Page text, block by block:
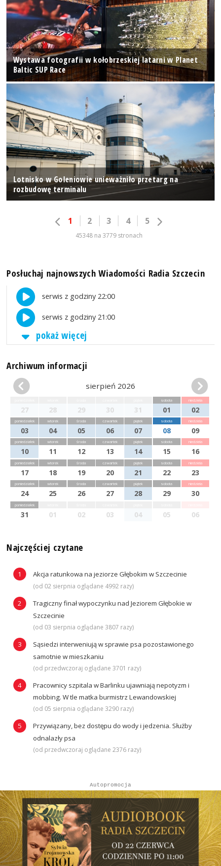
Wystawa fotografii w kołobrzeskiej latarni w Planet
Baltic SUP Race
Lotnisko w Goleniowie unieważniło przetarg na
rozbudowę terminalu
1 2 3 4 5
45348 na 3779 stronach
Posłuchaj najnowszych Wiadomości Radia Szczecin
serwis z godziny 22:00
serwis z godziny 21:00
pokaż więcej
Archiwum informacji
sierpień 2026
27 28 29 30 31
sobota
01
niedziela
02
poniedziałek
03
wtorek
04
środa
05
czwartek
06
piątek
07
sobota
08
niedziela
09
poniedziałek
10
wtorek
11
środa
12
czwartek
13
piątek
14
sobota
15
niedziela
16
poniedziałek
17
wtorek
18
środa
19
czwartek
20
piątek
21
sobota
22
niedziela
23
poniedziałek
24
wtorek
25
środa
26
czwartek
27
piątek
28
sobota
29
niedziela
30
poniedziałek
31 01 02 03 04 05 06
Najczęściej czytane
Akcja ratunkowa na jeziorze Głębokim w Szczecinie
(od 02 sierpnia oglądane 4992 razy)
Tragiczny finał wypoczynku nad Jeziorem Głębokie w
Szczecinie
(od 03 sierpnia oglądane 3807 razy)
Sąsiedzi interweniują w sprawie psa pozostawionego
samotnie w mieszkaniu
(od przedwczoraj oglądane 3701 razy)
Pracownicy szpitala w Barlinku ujawniają nepotyzm i
mobbing. W tle matka burmistrz Lewandowskiej
(od 05 sierpnia oglądane 3290 razy)
Przywiązany, bez dostępu do wody i jedzenia. Służby
odnalazły psa
(od przedwczoraj oglądane 2376 razy)
Autopromocja